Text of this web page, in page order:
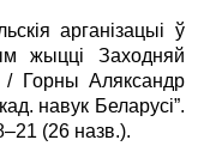
арганізацыі ў
жыцці Заходняй
/ Горны Аляксандр
навук Беларусі”.
(26 назв.).